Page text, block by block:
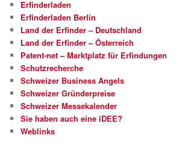
Erfinderladen
Erfinderladen Berlin
Land der Erfinder – Deutschland
Land der Erfinder – Österreich
Patent-net – Marktplatz für Erfindungen
Schutzrecherche
Schweizer Business Angels
Schweizer Gründerpreise
Schweizer Messekalender
Sie haben auch eine iDEE?
Weblinks